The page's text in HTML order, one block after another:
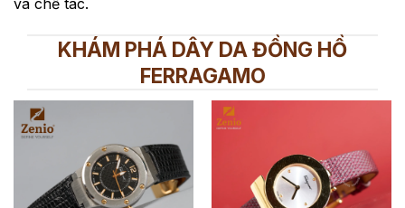
và chế tác.
KHÁM PHÁ DÂY DA ĐỒNG HỒ
FERRAGAMO